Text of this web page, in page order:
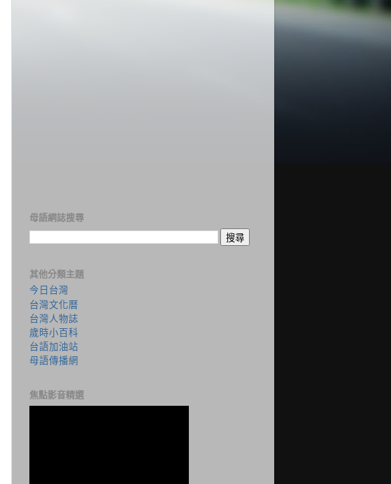
母語網誌搜尋
其他分類主題
今日台灣
台灣文化曆
台灣人物誌
歲時小百科
台語加油站
母語傳播網
焦點影音精選